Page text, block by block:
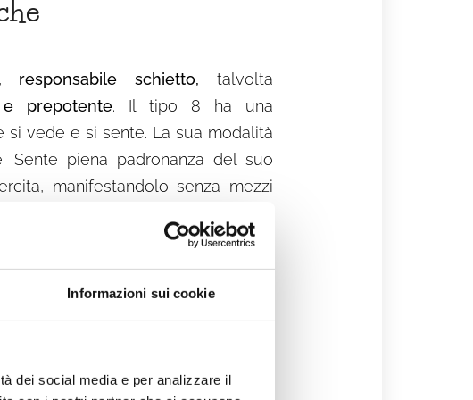
Informazioni sui cookie
dei social media e per analizzare il
responsabile schietto, talvolta
prepotente. Il tipo 8 ha una
vede e si sente. La sua modalità
Sente piena padronanza del suo
manifestandolo senza mezzi
indorare la piccola. Ama avere il
in manieraimpulsiva, senza